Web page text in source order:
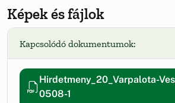
Képek és fájlok
Kapcsolódó dokumentumok:
Hirdetmeny_20_Varpalota-
0508-1